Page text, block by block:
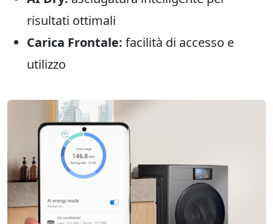
risultati ottimali
Carica Frontale: facilità di accesso e
utilizzo